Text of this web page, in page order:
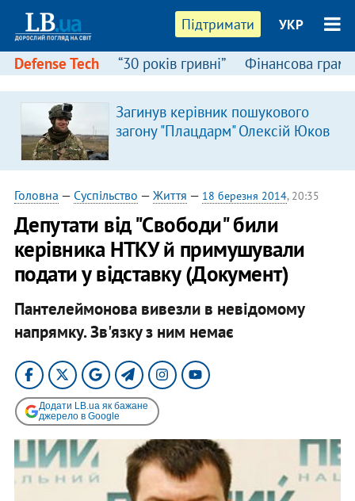
Підтримати УКР
Defense Tech “30 років гривні” Фінансова
Загинув керівник пошукового
загону "Плацдарм" Олексій Юков
Головна — Суспільство — Життя — 18 березня 2014, 20:35
Депутати від "Свободи" били
керівника НТКУ й примушували
подати у відставку (Документ)
Пантелеймонова вивезли в невідомому
напрямку. Зв'язку з ним немає
Додати LB.ua як бажане
джерело в Google